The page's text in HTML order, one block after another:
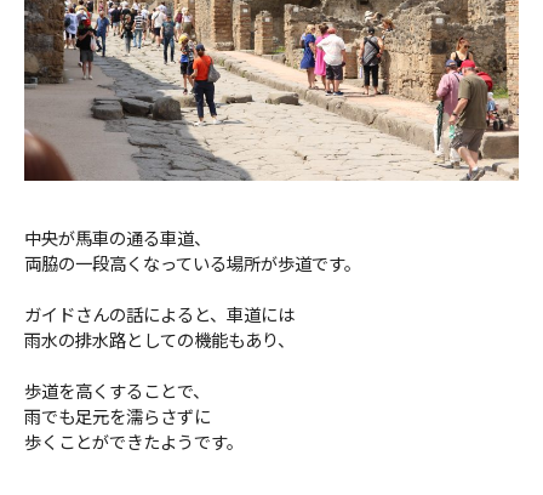
中央が馬車の通る車道、
両脇の一段高くなっている場所が歩道です。
ガイドさんの話によると、車道には
雨水の排水路としての機能もあり、
歩道を高くすることで、
雨でも足元を濡らさずに
歩くことができたようです。